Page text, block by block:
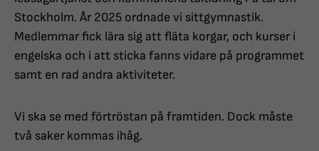
Stockholm. År 2025 ordnade vi sittgymnastik.
Medlemmar fick lära sig att fläta korgar, och kurser i
engelska och i att sticka fanns vidare på programmet
samt en rad andra aktiviteter.
Vi ska se med förtröstan på framtiden. Dock måste
två saker kommas ihåg.